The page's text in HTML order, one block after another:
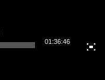
01:36:46